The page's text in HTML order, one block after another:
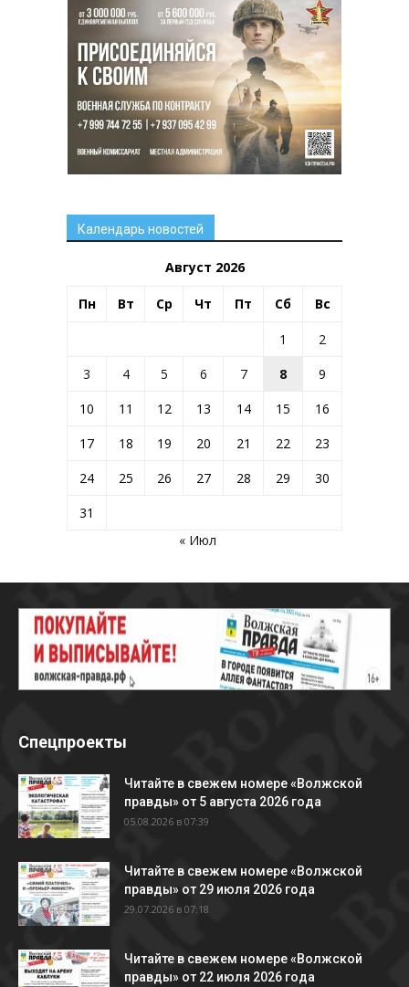
Календарь новостей
Август 2026
Пн Вт Ср Чт Пт Сб Вс
1
2
3
4 5 6 7 8
9
10
11 12 13 14 15
16
17
18 19 20 21 22
23
24
25 26 27 28 29
30
31
« Июл
Спецпроекты
Читайте в свежем номере «Волжской
правды» от 5 августа 2026 года
05.08.2026 в 07:39
Читайте в свежем номере «Волжской
правды» от 29 июля 2026 года
29.07.2026 в 07:18
Читайте в свежем номере «Волжской
правды» от 22 июля 2026 года